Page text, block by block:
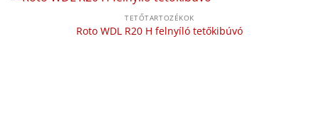
TETŐTARTOZÉKOK
Roto WDL R20 H felnyíló tetőkibúvó